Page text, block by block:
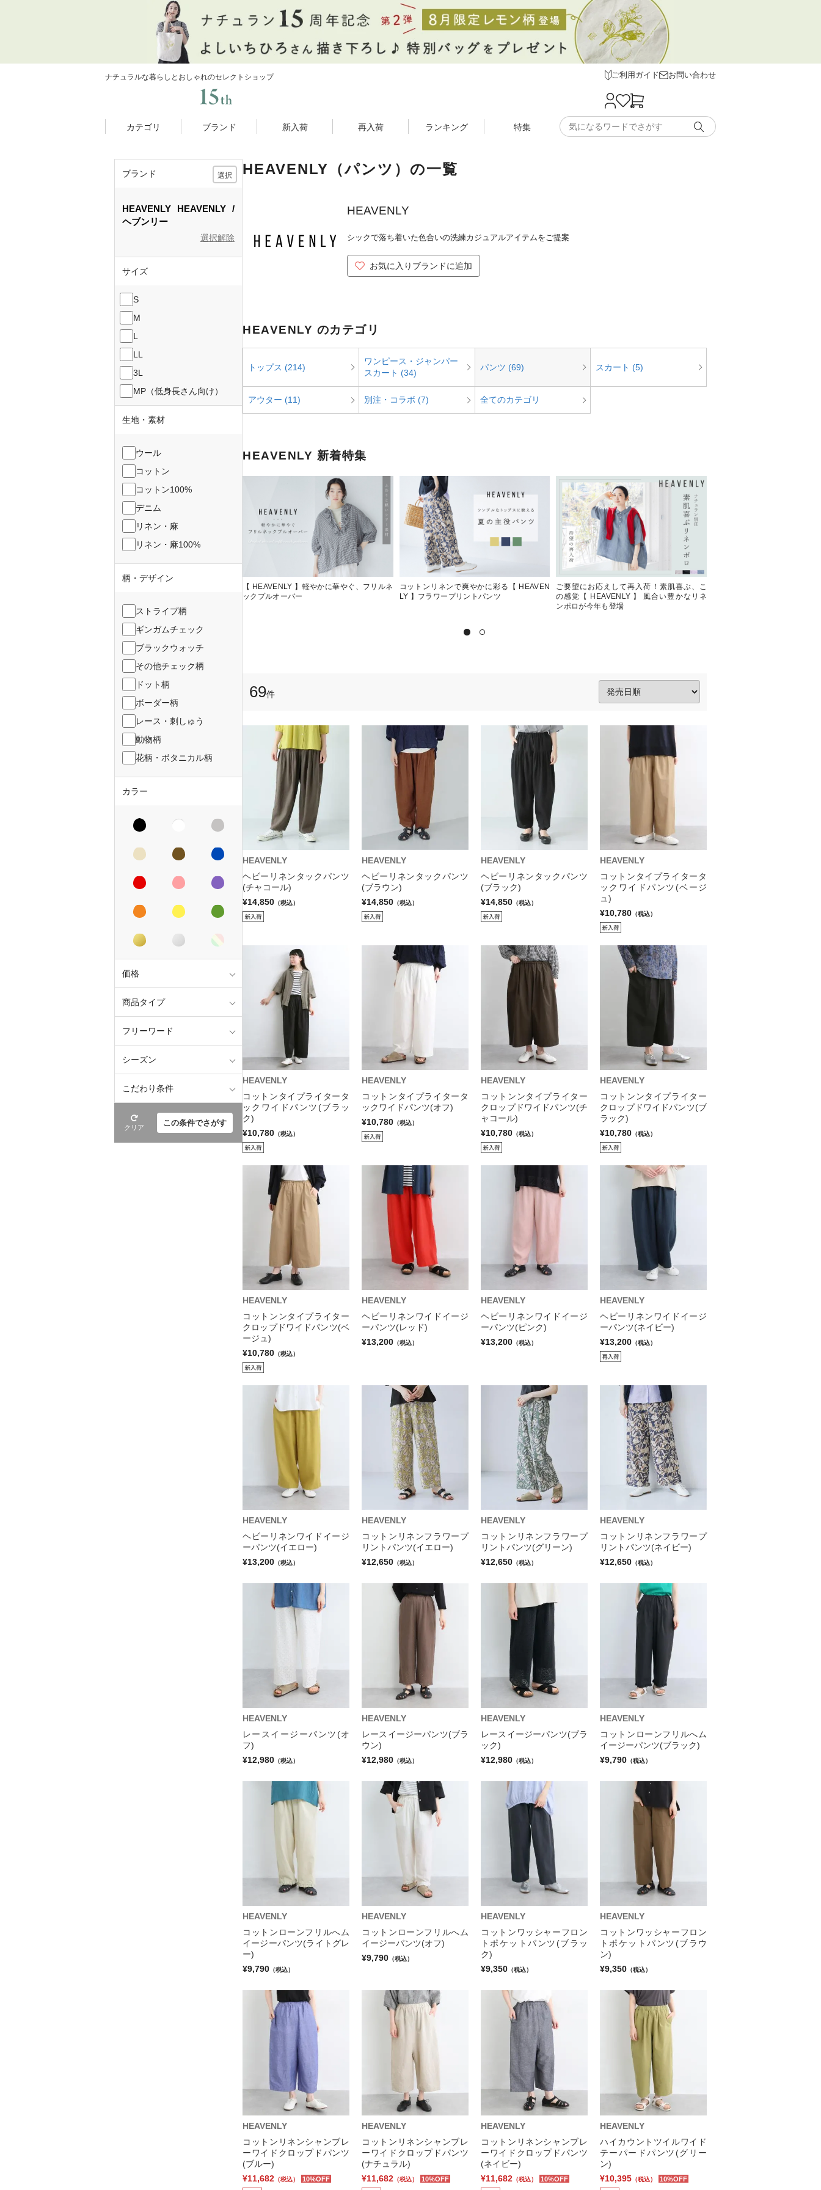
ナチュラルな暮らしとおしゃれのセレクトショップ ご利用ガイド お問い合わせ
カテゴリ ブランド 新入荷 再入荷 ランキング 特集
ブランド 選択
HEAVENLY
HEAVENLY
ヘブンリー
選択解除
サイズ
S
M
L
LL
3L
MP（低身長さん向け）
生地・素材
ウール
コットン
コットン100%
デニム
リネン・麻
リネン・麻100%
柄・デザイン
ストライプ柄
ギンガムチェック
ブラックウォッチ
その他チェック柄
ドット柄
ボーダー柄
レース・刺しゅう
動物柄
花柄・ボタニカル柄
カラー
価格
商品タイプ
フリーワード
シーズン
こだわり条件
クリア この条件でさがす
HEAVENLY（パンツ）の一覧
HEAVENLY
シックで落ち着いた色合いの洗練カジュアルアイテムをご提案
お気に入りブランドに追加
HEAVENLY のカテゴリ
トップス (214)
ワンピース・ジャンパー
スカート (34)
パンツ (69) スカート (5)
アウター (11) 別注・コラボ (7) 全てのカテゴリ
HEAVENLY 新着特集
【 HEAVENLY 】軽やかに華やぐ、フリルネ
ックプルオーバー
コットンリネンで爽やかに彩る【 HEAVEN
LY 】フラワープリントパンツ
ご要望にお応えして再入荷！素肌喜ぶ、こ
の感覚【 HEAVENLY 】 風合い豊かなリネ
ンポロが今年も登場
69件
HEAVENLY
ヘビーリネンタックパンツ
(チャコール)
¥14,850 （税込）
HEAVENLY
ヘビーリネンタックパンツ
(ブラウン)
¥14,850 （税込）
HEAVENLY
ヘビーリネンタックパンツ
(ブラック)
¥14,850 （税込）
HEAVENLY
コットンタイプライタータ
ックワイドパンツ(ベージ
ュ)
¥10,780 （税込）
HEAVENLY
コットンタイプライタータ
ックワイドパンツ(ブラッ
ク)
¥10,780 （税込）
HEAVENLY
コットンタイプライタータ
ックワイドパンツ(オフ)
¥10,780 （税込）
HEAVENLY
コットンンタイプライター
クロップドワイドパンツ(チ
ャコール)
¥10,780 （税込）
HEAVENLY
コットンンタイプライター
クロップドワイドパンツ(ブ
ラック)
¥10,780 （税込）
HEAVENLY
コットンンタイプライター
クロップドワイドパンツ(ベ
ージュ)
¥10,780 （税込）
HEAVENLY
ヘビーリネンワイドイージ
ーパンツ(レッド)
¥13,200 （税込）
HEAVENLY
ヘビーリネンワイドイージ
ーパンツ(ピンク)
¥13,200 （税込）
HEAVENLY
ヘビーリネンワイドイージ
ーパンツ(ネイビー)
¥13,200 （税込）
HEAVENLY
ヘビーリネンワイドイージ
ーパンツ(イエロー)
¥13,200 （税込）
HEAVENLY
コットンリネンフラワープ
リントパンツ(イエロー)
¥12,650 （税込）
HEAVENLY
コットンリネンフラワープ
リントパンツ(グリーン)
¥12,650 （税込）
HEAVENLY
コットンリネンフラワープ
リントパンツ(ネイビー)
¥12,650 （税込）
HEAVENLY
レースイージーパンツ(オ
フ)
¥12,980 （税込）
HEAVENLY
レースイージーパンツ(ブラ
ウン)
¥12,980 （税込）
HEAVENLY
レースイージーパンツ(ブラ
ック)
¥12,980 （税込）
HEAVENLY
コットンローンフリルへム
イージーパンツ(ブラック)
¥9,790 （税込）
HEAVENLY
コットンローンフリルへム
イージーパンツ(ライトグレ
ー)
¥9,790 （税込）
HEAVENLY
コットンローンフリルへム
イージーパンツ(オフ)
¥9,790 （税込）
HEAVENLY
コットンワッシャーフロン
トポケットパンツ(ブラッ
ク)
¥9,350 （税込）
HEAVENLY
コットンワッシャーフロン
トポケットパンツ(ブラウ
ン)
¥9,350 （税込）
HEAVENLY
コットンリネンシャンブレ
ーワイドクロップドパンツ
(ブルー)
¥11,682 （税込） 10%OFF
HEAVENLY
コットンリネンシャンブレ
ーワイドクロップドパンツ
(ナチュラル)
¥11,682 （税込） 10%OFF
HEAVENLY
コットンリネンシャンブレ
ーワイドクロップドパンツ
(ネイビー)
¥11,682 （税込） 10%OFF
HEAVENLY
ハイカウントツイルワイド
テーパードパンツ(グリー
ン)
¥10,395 （税込） 10%OFF